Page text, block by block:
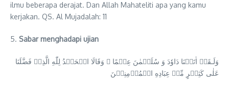
ilmu beberapa derajat. Dan Allah Mahateliti apa yang kamu
kerjakan. QS. Al Mujadalah: 11
5. Sabar menghadapi ujian
وَلَـقَدۡ اٰتَيۡنَا دَاوٗدَ وَ سُلَيۡمٰنَ عِلۡمًا‌ ۚ وَقَالَا الۡحَمۡدُ لِلّٰهِ الَّذِىۡ فَضَّلَنَا
عَلٰى كَثِيۡرٍ مِّنۡ عِبَادِهِ الۡمُؤۡمِنِيۡنَ